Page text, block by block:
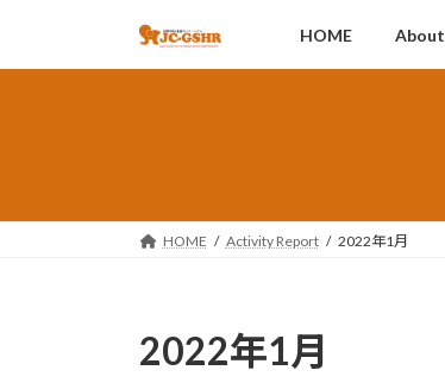
テ
ゲ
HOME About
HOME Activity Report 2022年1月
2022年1月